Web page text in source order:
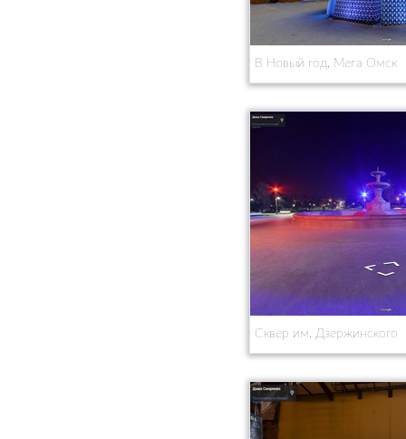
В Новый год, Мега Омск
Сквер им. Дзержинского